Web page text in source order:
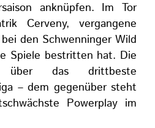
anknüpfen. Im Tor
Cerveny, vergangene
den Schwenninger Wild
Spiele bestritten hat. Die
über das drittbeste
– dem gegenüber steht
Powerplay im